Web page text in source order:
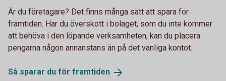
Är du företagare? Det finns många sätt att spara för
framtiden. Har du överskott i bolaget, som du inte kommer
att behöva i den löpande verksamheten, kan du placera
pengarna någon annanstans än på det vanliga kontot.
Så sparar du för framtiden